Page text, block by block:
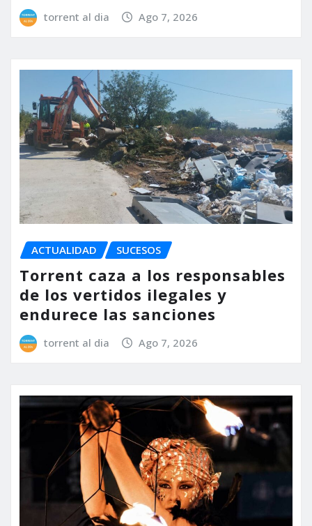
torrent al dia Ago 7, 2026
ACTUALIDAD SUCESOS
Torrent caza a los responsables
de los vertidos ilegales y
endurece las sanciones
torrent al dia Ago 7, 2026